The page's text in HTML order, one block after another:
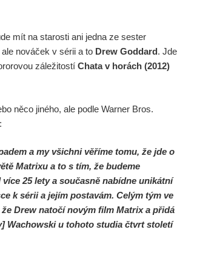
mít na starosti ani jedna ze sester
nováček v sérii a to Drew Goddard. Jde
záležitostí Chata v horách (2012)
něco jiného, ale podle Warner Bros.
a my všichni věříme tomu, že jde o
Matrixu a to s tím, že budeme
25 lety a současně nabídne unikátní
k sérii a jejím postavám. Celým tým ve
Drew natočí novým film Matrix a přidá
Wachowski u tohoto studia čtvrt století